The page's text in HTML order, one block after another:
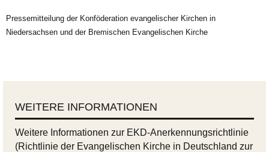
Pressemitteilung der Konföderation evangelischer Kirchen in
Niedersachsen und der Bremischen Evangelischen Kirche
WEITERE INFORMATIONEN
Weitere Informationen zur EKD-Anerkennungsrichtlinie
(Richtlinie der Evangelischen Kirche in Deutschland zur